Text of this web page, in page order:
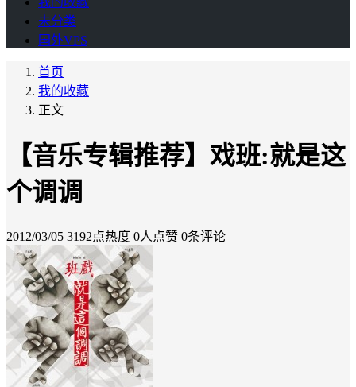
未分类
国外VPS
首页
我的收藏
正文
【音乐专辑推荐】戏班:就是这
个调调
2012/03/05 3192点热度 0人点赞 0条评论